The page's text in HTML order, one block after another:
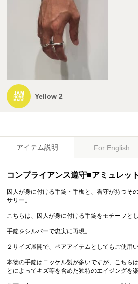
Yellow 2
アイテム説明 For English
コンプライアンス遵守■アミュレッ
囚人が身に付ける手錠・手枷と、看守が持つそ
サリー。
こちらは、囚人が身に付ける手錠をモチーフと
手錠をシルバーで忠実に再現。
２サイズ展開で、ペアアイテムとしてもご使用
本物の手錠はニッケル製が多いですが、こちら
とによってキズ等を含めた独特のエイジングを